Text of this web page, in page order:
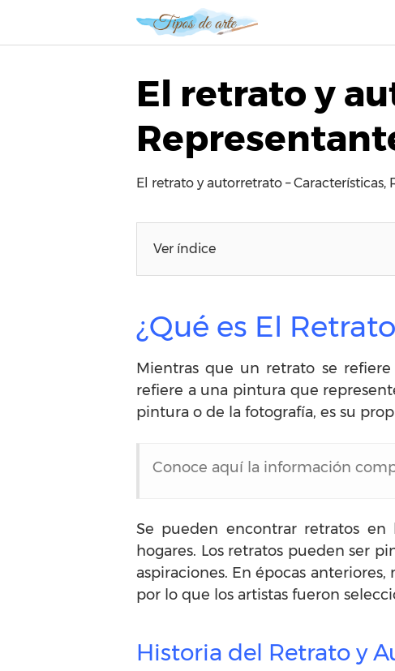
l
El retrato y
El retrato y autorretrato –
Ver índice
¿Qué es El
Mientras que un retrato se
refiere a una pintura que
pintura o de la fotografía, es su
Conoce aquí la información
Se pueden encontrar retratos en
hogares. Los retratos pueden ser
aspiraciones. En épocas
por lo que los artistas fueron
Historia del Retrato y